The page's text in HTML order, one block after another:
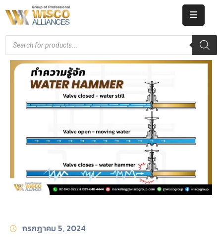
HOME
ABOUT
PRODUCT
KNOWLEDGE
CAREERS
CONTACT
กรกฎาคม 5, 2024